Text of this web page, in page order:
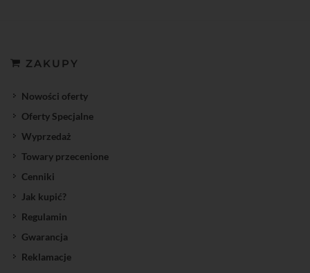
ZAKUPY
Nowości oferty
Oferty Specjalne
Wyprzedaż
Towary przecenione
Cenniki
Jak kupić?
Regulamin
Gwarancja
Reklamacje